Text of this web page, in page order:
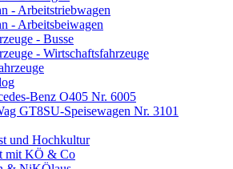
- Arbeitstriebwagen
- Arbeitsbeiwagen
- Busse
- Wirtschaftsfahrzeuge
Benz O405 Nr. 6005
GT8SU-Speisewagen Nr. 3101
und Hochkultur
mit KÖ & Co